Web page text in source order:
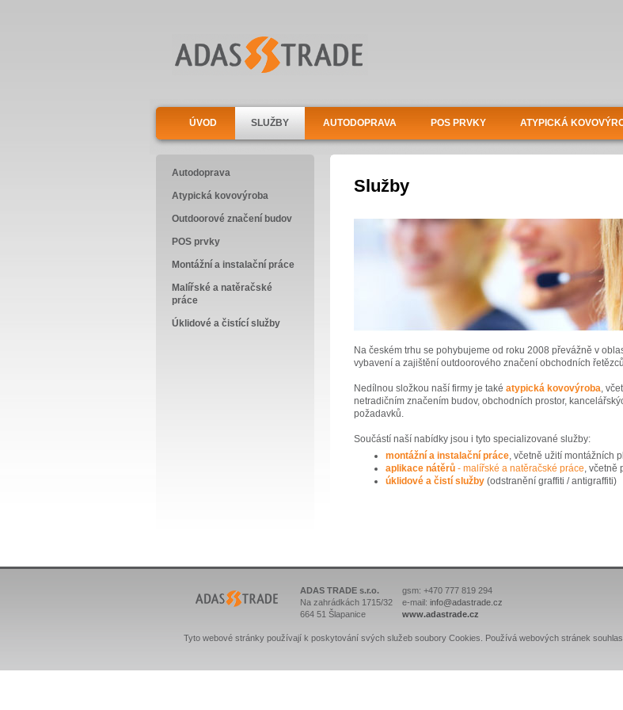
ÚVOD SLUŽBY AUTODOPRAVA POS PRVKY ATYPICKÁ
Autodoprava
Atypická kovovýroba
Outdoorové značení budov
POS prvky
Montážní a instalační práce
Malířské a natěračské
práce
Úklidové a čistící služby
Služby
Na českém trhu se pohybujeme od roku 2008 převážně v
vybavení a zajištění outdoorového značení obchodních
Nedílnou složkou naší firmy je také atypická kovovýroba,
netradičním značením budov, obchodních prostor,
požadavků.
Součástí naší nabídky jsou i tyto specializované služby:
montážní a instalační práce, včetně užití montážních
aplikace nátěrů - malířské a natěračské práce, včetně
úklidové a čistí služby (odstranění graffiti / antigraffiti)
ADAS TRADE s.r.o.
Na zahrádkách 1715/32
664 51 Šlapanice
gsm: +470 777 819 294
e-mail: info@adastrade.cz
www.adastrade.cz
Tyto webové stránky používají k poskytování svých služeb soubory Cookies. Používá webových stránek